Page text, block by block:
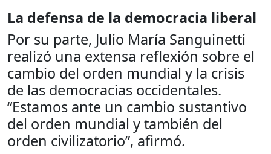
La defensa de la democracia liberal
Por su parte, Julio María Sanguinetti
realizó una extensa reflexión sobre el
cambio del orden mundial y la crisis
de las democracias occidentales.
“Estamos ante un cambio sustantivo
del orden mundial y también del
orden civilizatorio”, afirmó.